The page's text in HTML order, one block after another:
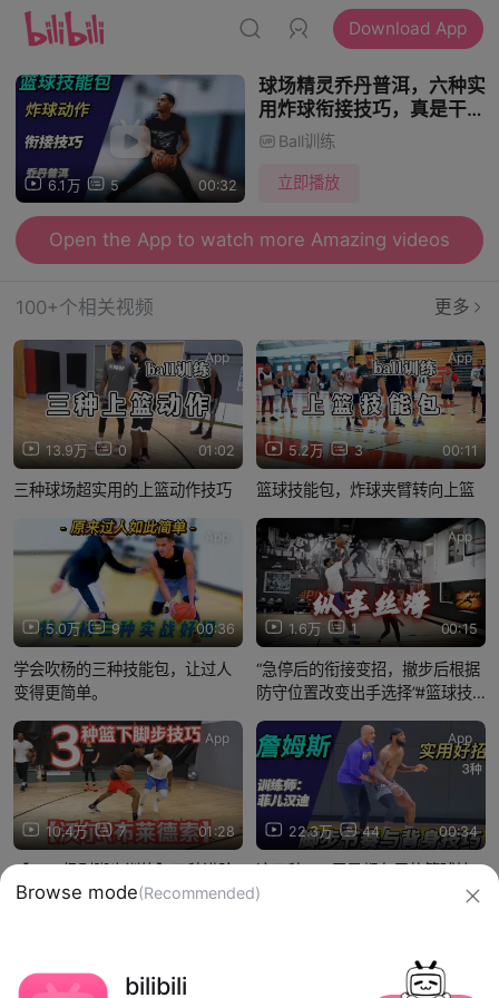
Download App
6.1万 5 00:32
球场精灵乔丹普洱，六种实
用炸球衔接技巧，真是干货
满满啊
Ball训练
立即播放
Open the App to watch more Amazing videos
100+个相关视频 更多
13.9万 0 01:02
App
三种球场超实用的上篮动作技巧
5.2万 3 00:11
App
篮球技能包，炸球夹臂转向上篮
5.0万 9 00:36
学会吹杨的三种技能包，让过人
变得更简单。
1.6万 1 00:15
App
“急停后的衔接变招，撤步后根据
防守位置改变出手选择”#篮球技
招
10.4万 7 01:28
App
【NBA级别脚步训练】三种进阶
篮下脚步。
22.3万 44 00:34
App
这三种nba巨星都在用的篮球技
巧，快快纳入技能包
Browse mode(Recommended)
bilibili
网络文化经营许可证 沪网文【2019】3804-274号